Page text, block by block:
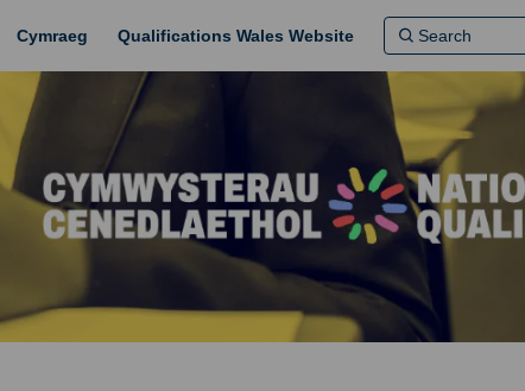
Cymraeg Qualifications Wales Website